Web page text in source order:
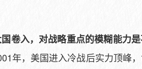
卷入，对战略重点的模糊能力
年，美国进入冷战后实力顶峰